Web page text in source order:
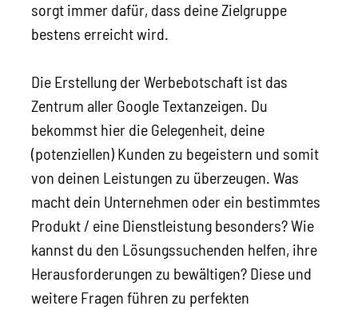
sorgt immer dafür, dass deine Zielgruppe
bestens erreicht wird.
Die Erstellung der Werbebotschaft ist das
Zentrum aller Google Textanzeigen. Du
bekommst hier die Gelegenheit, deine
(potenziellen) Kunden zu begeistern und somit
von deinen Leistungen zu überzeugen. Was
macht dein Unternehmen oder ein bestimmtes
Produkt / eine Dienstleistung besonders? Wie
kannst du den Lösungssuchenden helfen, ihre
Herausforderungen zu bewältigen? Diese und
weitere Fragen führen zu perfekten